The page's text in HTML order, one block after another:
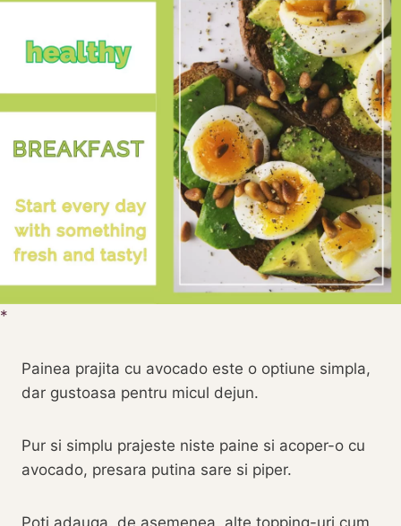
Painea prajita cu avocado este o optiune simpla,
dar gustoasa pentru micul dejun.
Pur si simplu prajeste niste paine si acoper-o cu
avocado, presara putina sare si piper.
Poti adauga, de asemenea, alte topping-uri cum